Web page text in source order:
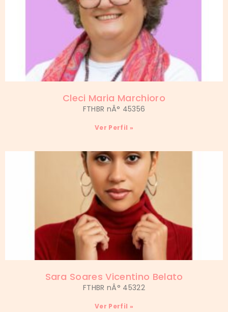
Cleci Maria Marchioro
FTHBR nÂ° 45356
Ver Perfil »
Sara Soares Vicentino Belato
FTHBR nÂ° 45322
Ver Perfil »